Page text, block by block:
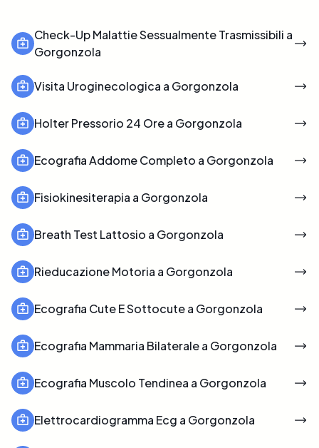
Check-Up Malattie Sessualmente Trasmissibili a
Gorgonzola
Visita Uroginecologica a Gorgonzola
Holter Pressorio 24 Ore a Gorgonzola
Ecografia Addome Completo a Gorgonzola
Fisiokinesiterapia a Gorgonzola
Breath Test Lattosio a Gorgonzola
Rieducazione Motoria a Gorgonzola
Ecografia Cute E Sottocute a Gorgonzola
Ecografia Mammaria Bilaterale a Gorgonzola
Ecografia Muscolo Tendinea a Gorgonzola
Elettrocardiogramma Ecg a Gorgonzola